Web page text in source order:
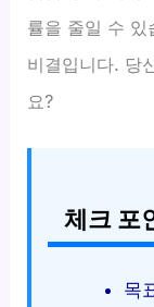
률을 줄일 수
비결입니다. 당
요?
체크 포
목